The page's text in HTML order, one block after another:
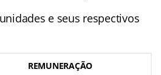
e seus respectivos
REMUNERAÇÃO